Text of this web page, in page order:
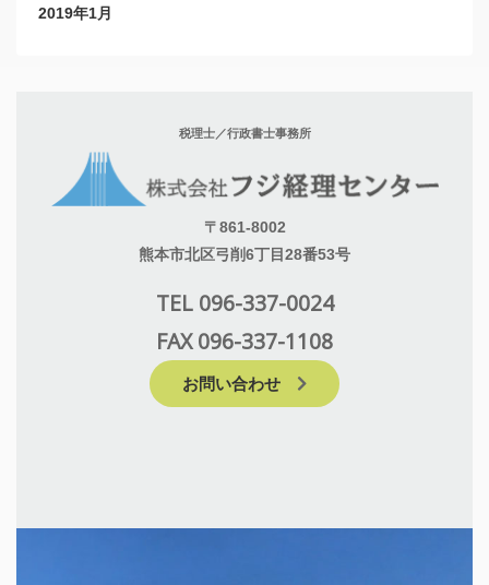
2019年1月
税理士／行政書士事務所
〒861-8002
熊本市北区弓削6丁目28番53号
TEL 096-337-0024
FAX 096-337-1108
お問い合わせ